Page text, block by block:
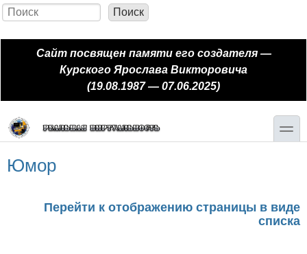
Перейти к основному содержанию
Skip to search
Форма поиска
Поиск
Сайт посвящен памяти его создателя —
Курского Ярослава Викторовича
(19.08.1987 — 07.06.2025)
toggle
Юмор
Перейти к отображению страницы в виде
списка